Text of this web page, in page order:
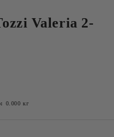
Valeria 2-
0.000 кг